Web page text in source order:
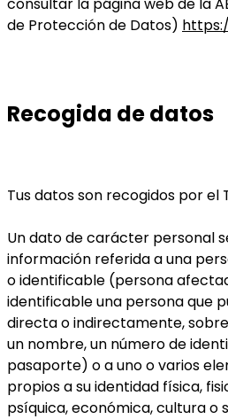
de Protección de Datos)
Recogida de datos
Tus datos son recogidos por el
Un dato de carácter personal
información referida a una
o identificable (persona
identificable una persona que
directa o indirectamente,
un nombre, un número de
pasaporte) o a uno o varios
propios a su identidad física,
psíquica, económica, cultura o